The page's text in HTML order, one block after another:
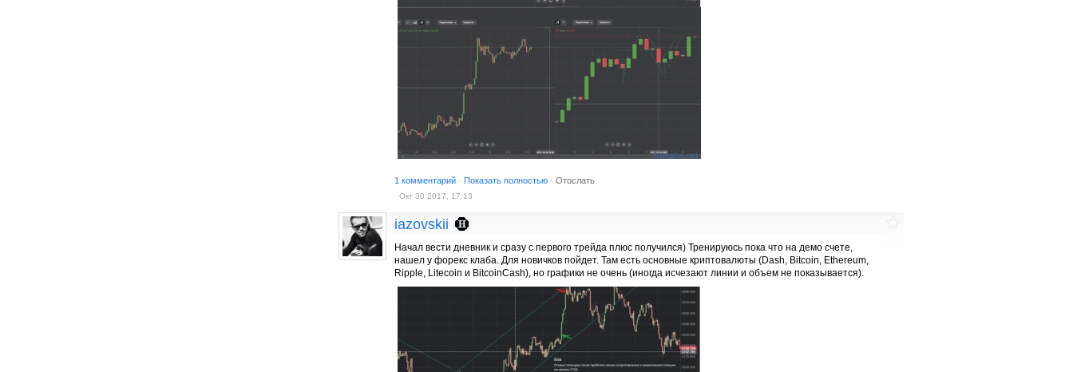
1 комментарий · Показать полностью · Отослать
Окт 30 2017, 17:13
iazovskii
Начал вести дневник и сразу с первого трейда плюс получился) Тренируюсь пока что на демо счете,
нашел у форекс клаба. Для новичков пойдет. Там есть основные криптовалюты (Dash, Bitcoin, Ethereum,
Ripple, Litecoin и BitcoinCash), но графики не очень (иногда исчезают линии и объем не показывается).